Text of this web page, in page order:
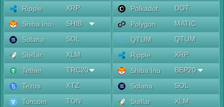
Ripple
XRP
Shiba Inu
SHIB
Solana
SOL
Stellar
XLM
Tether
TRC20
Tezos
XTZ
Toncoin
TON
Polkadot
DOT
Polygon
MATIC
QTUM
QTUM
Ripple
XRP
Shiba Inu
BEP20
Solana
SOL
Stellar
XLM